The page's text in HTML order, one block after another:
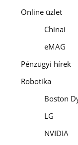
Online üzlet
Chinai
eMAG
Pénzügyi hírek
Robotika
Boston
LG
NVIDIA